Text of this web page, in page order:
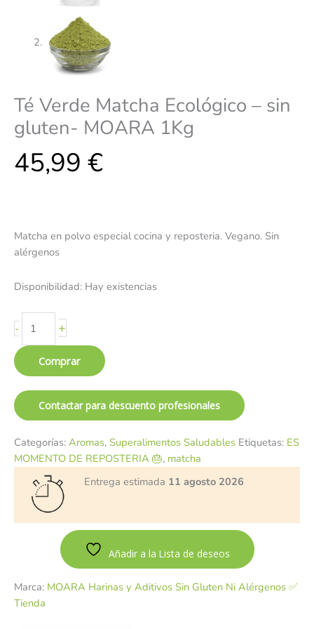
Té Verde Matcha Ecológico – sin
gluten- MOARA 1Kg
45,99 €
Matcha en polvo especial cocina y reposteria. Vegano. Sin
alérgenos
Disponibilidad: Hay existencias
- +
Comprar
Contactar para descuento profesionales
Categorías: Aromas, Superalimentos Saludables Etiquetas: ES
MOMENTO DE REPOSTERIA 🎂, matcha
Entrega estimada 11 agosto 2026
Añadir a la Lista de deseos
Marca: MOARA Harinas y Aditivos Sin Gluten Ni Alérgenos ✅
Tienda